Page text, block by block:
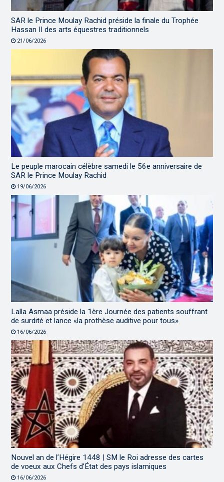
SAR le Prince Moulay Rachid préside la finale du Trophée
Hassan II des arts équestres traditionnels
21/06/2026
Le peuple marocain célèbre samedi le 56e anniversaire de
SAR le Prince Moulay Rachid
19/06/2026
Lalla Asmaa préside la 1ère Journée des patients souffrant
de surdité et lance «la prothèse auditive pour tous»
16/06/2026
Nouvel an de l’Hégire 1448 | SM le Roi adresse des cartes
de voeux aux Chefs d’État des pays islamiques
16/06/2026